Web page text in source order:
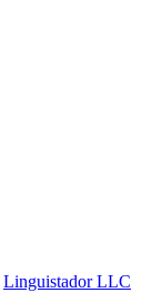
Linguistador LLC